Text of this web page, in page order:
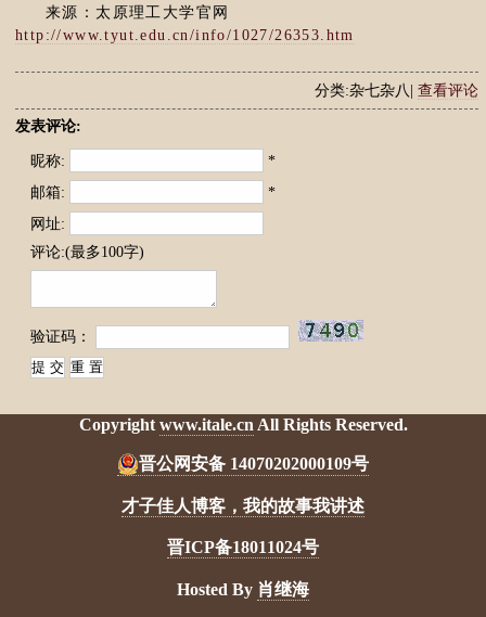
来源：太原理工大学官网
http://www.tyut.edu.cn/info/1027/26353.htm
分类:杂七杂八| 查看评论
发表评论:
昵称:
*
邮箱:
*
网址:
评论:(最多100字)
验证码：
Copyrightwww.itale.cnAll Rights Reserved.
晋公网安备 14070202000109号
才子佳人博客，我的故事我讲述
晋ICP备18011024号
Hosted By 肖继海